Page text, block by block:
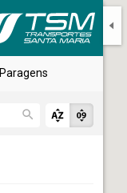
Paragens